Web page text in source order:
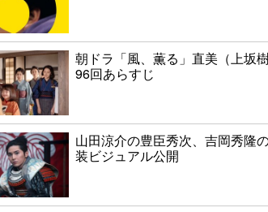
朝ドラ「風、薫る」直美（上坂
96回あらすじ
山田涼介の豊臣秀次、吉岡秀隆
装ビジュアル公開